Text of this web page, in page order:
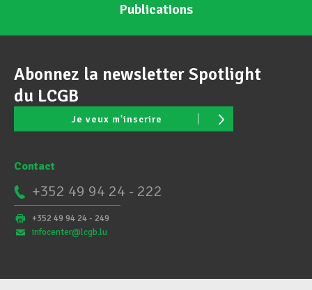
Publications
Abonnez la newsletter Spotlight
du LCGB
Je veux m'inscrire
Contact
+352 49 94 24 - 222
+352 49 94 24 - 249
infocenter@lcgb.lu